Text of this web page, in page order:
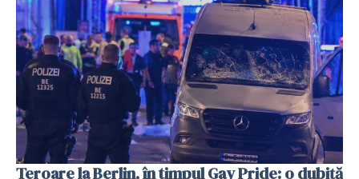
Teroare la Berlin, în timpul Gay Pride: o dubiță